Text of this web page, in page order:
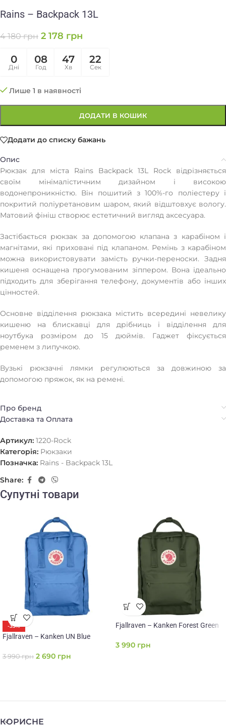
Rains – Backpack 13L
4 180грн 2 178 грн
0
Дні
08
Год
47
Хв
22
Сек
Лише 1 в наявності
ДОДАТИ В КОШИК
Додати до списку бажань
Опис
Рюкзак для міста Rains Backpack 13L Rock відрізняється
своїм мінімалістичним дизайном і високою
водонепроникністю. Він пошитий з 100%-го поліестеру і
покритий поліуретановим шаром, який відштовхує вологу.
Матовий фініш створює естетичний вигляд аксесуара.
Застібається рюкзак за допомогою клапана з карабіном і
магнітами, які приховані під клапаном. Ремінь з карабіном
можна використовувати замість ручки-переноски. Задня
кишеня оснащена прогумованим зіппером. Вона ідеально
підходить для зберігання телефону, документів або інших
цінностей.
Основне відділення рюкзака містить всередині невелику
кишеню на блискавці для дрібниць і відділення для
ноутбука розміром до 15 дюймів. Гаджет фіксується
ременем з липучкою.
Вузькі рюкзачні лямки регулюються за довжиною за
допомогою пряжок, як на ремені.
Про бренд
Доставка та Оплата
Артикул: 1220-Rock
Категорія: Рюкзаки
Позначка: Rains - Backpack 13L
Share:
Супутні товари
-33%
Fjallraven – Kanken UN Blue
3 990грн 2 690 грн
Fjallraven – Kanken Forest Green
3 990 грн
КОРИСНЕ